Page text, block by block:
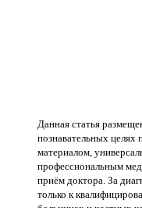
Данная статья
познавательных целях
материалом,
профессиональным
приём доктора. За
только к